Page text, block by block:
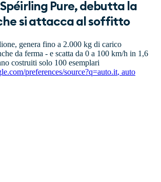
Pure, debutta la
si attacca al soffitto
genera fino a 2.000 kg di carico
da ferma - e scatta da 0 a 100 km/h in 1,6
costruiti solo 100 esemplari
preferences/source?q=auto.it, auto